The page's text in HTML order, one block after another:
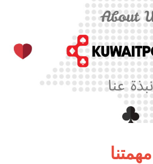
مهمتنا